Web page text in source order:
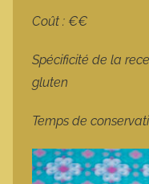
Coût : €€
Spécificité de la
gluten
Temps de